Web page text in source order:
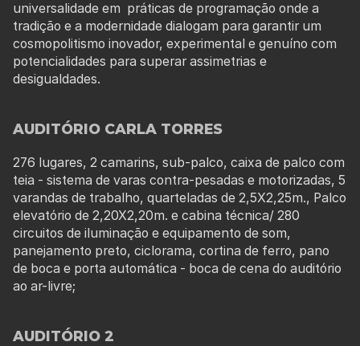
universalidade em práticas de programação onde a
tradição e a modernidade dialogam para garantir um
cosmopolitismo inovador, experimental e genuíno com
potencialidades para superar assimetrias e
desigualdades.
AUDITÓRIO CARLA TORRES
276 lugares, 2 camarins, sub-palco, caixa de palco com
teia - sistema de varas contra-pesadas e motorizadas, 5
varandas de trabalho, quarteladas de 2,5X2,25m., Palco
elevatório de 2,20X2,20m. e cabina técnica/ 280
circuitos de iluminação e equipamento de som,
panejamento preto, ciclorama, cortina de ferro, pano
de boca e porta automática - boca de cena do auditório
ao ar-livre;
AUDITÓRIO 2